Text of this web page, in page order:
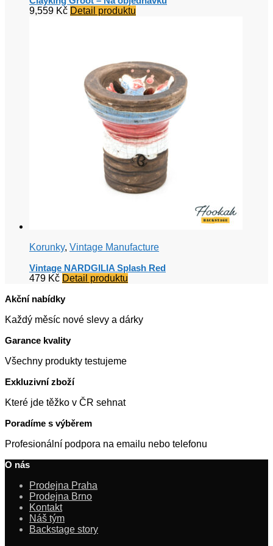
9,559 Kč Detail produktu
Korunky, Vintage Manufacture
Vintage NARDGILIA Splash Red
479 Kč Detail produktu
Akční nabídky
Každý měsíc nové slevy a dárky
Garance kvality
Všechny produkty testujeme
Exkluzivní zboží
Které jde těžko v ČR sehnat
Poradíme s výběrem
Profesionální podpora na emailu nebo telefonu
O nás
Prodejna Praha
Prodejna Brno
Kontakt
Náš tým
Backstage story